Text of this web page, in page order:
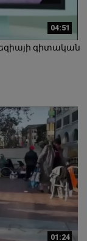
04:51
գիտական
01:24